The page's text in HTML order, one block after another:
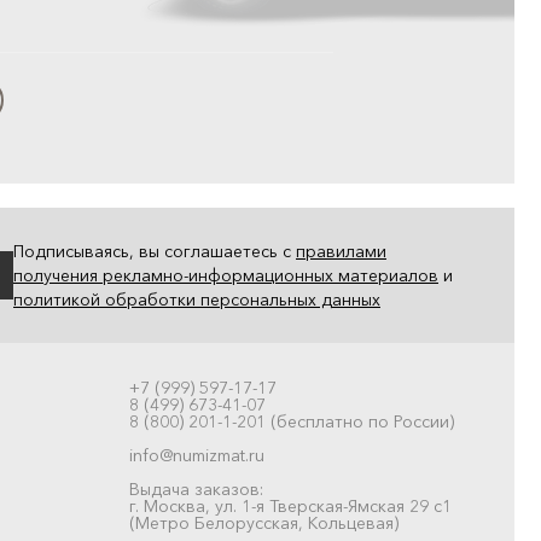
Подписываясь, вы соглашаетесь с правилами
получения рекламно-информационных материалов и
политикой обработки персональных данных
+7 (999) 597-17-17
8 (499) 673-41-07
8 (800) 201-1-201 (бесплатно по России)
info@numizmat.ru
Выдача заказов:
г. Москва, ул. 1-я Тверская-Ямская 29 с1
(Метро Белорусская, Кольцевая)